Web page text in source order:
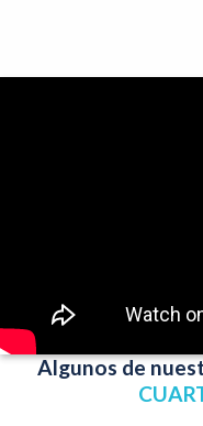
Algunos de